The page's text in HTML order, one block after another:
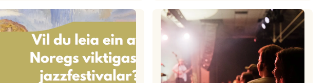
er
tilbake!
2026